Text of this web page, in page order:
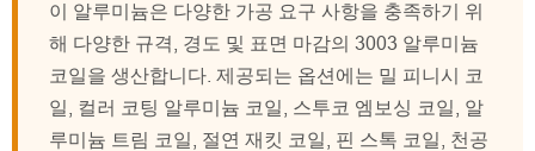
이 알루미늄은 다양한 가공 요구 사항을 충족하기 위
해 다양한 규격, 경도 및 표면 마감의 3003 알루미늄
코일을 생산합니다. 제공되는 옵션에는 밀 피니시 코
일, 컬러 코팅 알루미늄 코일, 스투코 엠보싱 코일, 알
루미늄 트림 코일, 절연 재킷 코일, 핀 스톡 코일, 천공